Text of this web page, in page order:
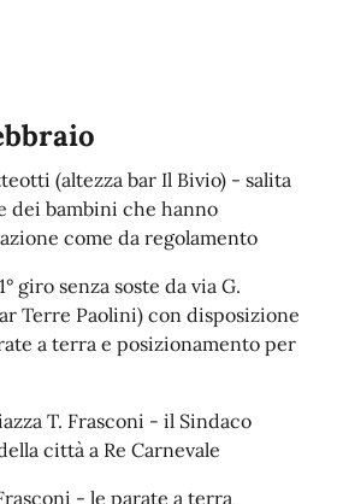
(altezza bar Il Bivio) - salita
dei bambini che hanno
come da regolamento
giro senza soste da via G.
Terre Paolini) con disposizione
a terra e posizionamento per
T. Frasconi - il Sindaco
città a Re Carnevale
- le parate a terra